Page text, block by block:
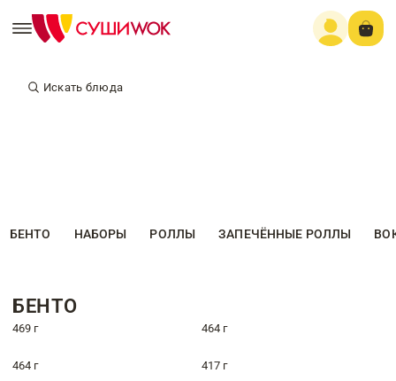
Искать блюда
БЕНТО НАБОРЫ РОЛЛЫ ЗАПЕЧЁННЫЕ РОЛЛЫ
БЕНТО
469 г 464 г
464 г 417 г